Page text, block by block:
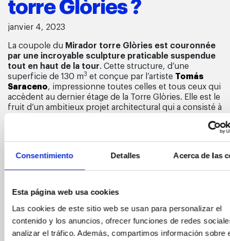
Consentimiento Detalles Acerca de las
Esta página web usa cookies
Las cookies de este sitio web se usan para personalizar el
contenido y los anuncios, ofrecer funciones de redes
analizar el tráfico. Además, compartimos información sobre
janvier 4, 2023
La coupole du Mirador torre Glòries est couronnée
par une incroyable sculpture praticable suspendue
tout en haut de la tour. Cette structure, d’une
superficie de 130 m3 et conçue par l’artiste Tomás
Saraceno, impressionne toutes celles et tous ceux qui
accèdent au dernier étage de la Torre Glòries. Elle est le
fruit d’un ambitieux projet architectural qui a consisté à
reconstruire entièrement le 30eétage pour y intégrer
une œuvre d’art invitant à une immersion dans l’espace.
Si vous aimez les hauteurs, nous vous invitons à vivre
cette expérience.
L’installation suspendue dans la
de vues époustouflantes !
cette occasion ?
Qu’est-ce qu’une sculpture praticable ?
Une sculpture praticable est une proposition